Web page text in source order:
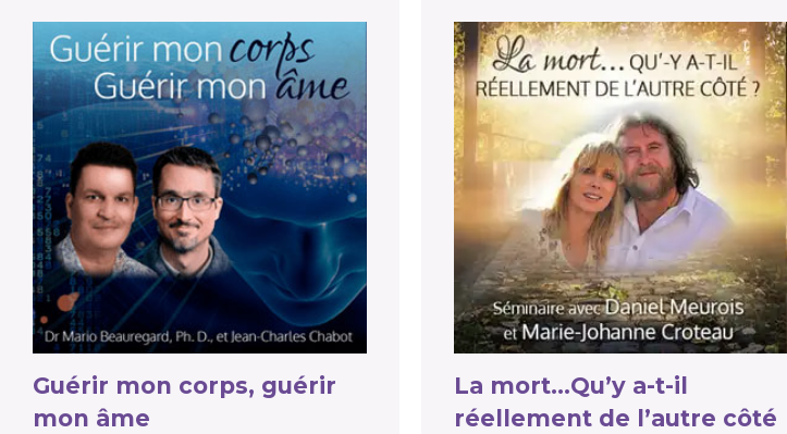
Guérir mon corps, guérir
mon âme
La mort…Qu’y a-t-il
réellement de l’autre côté